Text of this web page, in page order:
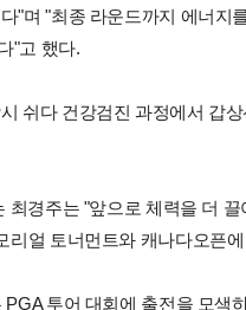
"며 "최종 라운드까지 에너지
"고 했다.
쉬다 건강검진 과정에서 갑
최경주는 "앞으로 체력을 더
리얼 토너먼트와 캐나다오픈
투어 대회에 출전을 모색